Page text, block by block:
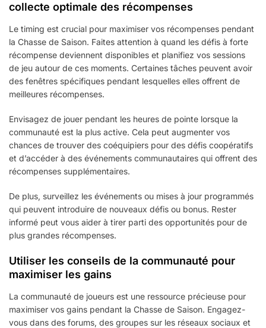
collecte optimale des récompenses
Le timing est crucial pour maximiser vos récompenses pendant
la Chasse de Saison. Faites attention à quand les défis à forte
récompense deviennent disponibles et planifiez vos sessions
de jeu autour de ces moments. Certaines tâches peuvent avoir
des fenêtres spécifiques pendant lesquelles elles offrent de
meilleures récompenses.
Envisagez de jouer pendant les heures de pointe lorsque la
communauté est la plus active. Cela peut augmenter vos
chances de trouver des coéquipiers pour des défis coopératifs
et d’accéder à des événements communautaires qui offrent des
récompenses supplémentaires.
De plus, surveillez les événements ou mises à jour programmés
qui peuvent introduire de nouveaux défis ou bonus. Rester
informé peut vous aider à tirer parti des opportunités pour de
plus grandes récompenses.
Utiliser les conseils de la communauté pour
maximiser les gains
La communauté de joueurs est une ressource précieuse pour
maximiser vos gains pendant la Chasse de Saison. Engagez-
vous dans des forums, des groupes sur les réseaux sociaux et